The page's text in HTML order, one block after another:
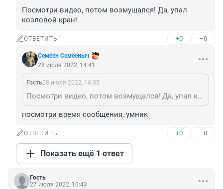
Посмотри видео, потом возмущался! Да, упал
козловой кран!
ОТВЕТИТЬ +0 –0
Семёён Семёёныч
28 июля 2022, 14:41
Гость28 июля 2022, 14:35
Посмотри видео, потом возмущался! Да, упал козловой кран!
посмотри время сообщения, умник
ОТВЕТИТЬ +0 –0
Показать ещё 1 ответ
Гость
27 июля 2022, 10:43